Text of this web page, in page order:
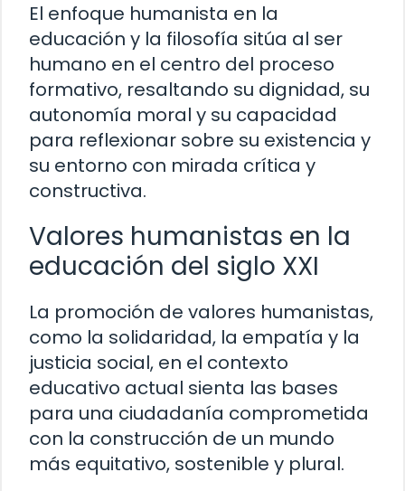
El enfoque humanista en la
educación y la filosofía sitúa al ser
humano en el centro del proceso
formativo, resaltando su dignidad, su
autonomía moral y su capacidad
para reflexionar sobre su existencia y
su entorno con mirada crítica y
constructiva.
Valores humanistas en la
educación del siglo XXI
La promoción de valores humanistas,
como la solidaridad, la empatía y la
justicia social, en el contexto
educativo actual sienta las bases
para una ciudadanía comprometida
con la construcción de un mundo
más equitativo, sostenible y plural.